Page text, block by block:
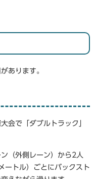
あります。
会で「ダブルトラック」
（外側レーン）から2人
ートル）ごとにバックスト